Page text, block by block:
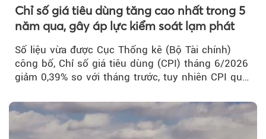
Chỉ số giá tiêu dùng tăng cao nhất trong 5
năm qua, gây áp lực kiểm soát lạm phát
Số liệu vừa được Cục Thống kê (Bộ Tài chính)
công bố, Chỉ số giá tiêu dùng (CPI) tháng 6/2026
giảm 0,39% so với tháng trước, tuy nhiên CPI quý